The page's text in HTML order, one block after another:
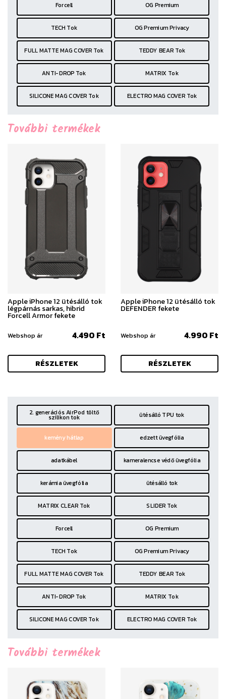
Forcell OG Premium
TECH Tok OG Premium Privacy
FULL MATTE MAG COVER Tok TEDDY BEAR Tok
ANTI-DROP Tok MATRIX Tok
SILICONE MAG COVER Tok ELECTRO MAG COVER Tok
További termékek
Apple iPhone 12 ütésálló tok
légpárnás sarkas, hibrid
Forcell Armor fekete
Webshop ár 4.490 Ft
RÉSZLETEK
Apple iPhone 12 ütésálló tok
DEFENDER fekete
Webshop ár 4.990 Ft
RÉSZLETEK
2. generációs AirPod töltő
szilikon tok ütésálló TPU tok
kemény hátlap edzett üvegfólia
adatkábel kameralencse védő üvegfólia
kerámia üvegfólia ütésálló tok
MATRIX CLEAR Tok SLIDER Tok
Forcell OG Premium
TECH Tok OG Premium Privacy
FULL MATTE MAG COVER Tok TEDDY BEAR Tok
ANTI-DROP Tok MATRIX Tok
SILICONE MAG COVER Tok ELECTRO MAG COVER Tok
További termékek